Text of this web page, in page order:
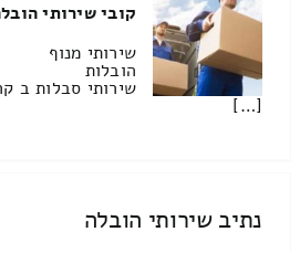
קובי שירותי
שירותי מנוף
הובלות
שירותי סבלות ב
[…]
נתיב שירותי הובלה